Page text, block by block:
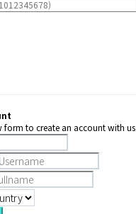
form to create an account with us